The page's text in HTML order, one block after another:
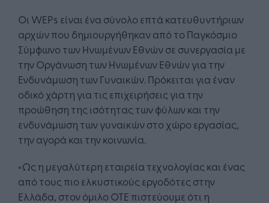
Οι WEPs είναι ένα σύνολο επτά κατευθυντήριων
αρχών που δημιουργήθηκαν από το Παγκόσμιο
Σύμφωνο των Ηνωμένων Εθνών σε συνεργασία με
την Οργάνωση των Ηνωμένων Εθνών για την
Ενδυνάμωση των Γυναικών. Πρόκειται για έναν
οδικό χάρτη για τις επιχειρήσεις για την
προώθηση της ισότητας των φύλων και την
ενδυνάμωση των γυναικών στο χώρο εργασίας,
την αγορά και την κοινωνία.
«Ως η μεγαλύτερη εταιρεία τεχνολογίας και ένας
από τους πιο ελκυστικούς εργοδότες στην
Ελλάδα, στον όμιλο ΟΤΕ πιστεύουμε ότι η